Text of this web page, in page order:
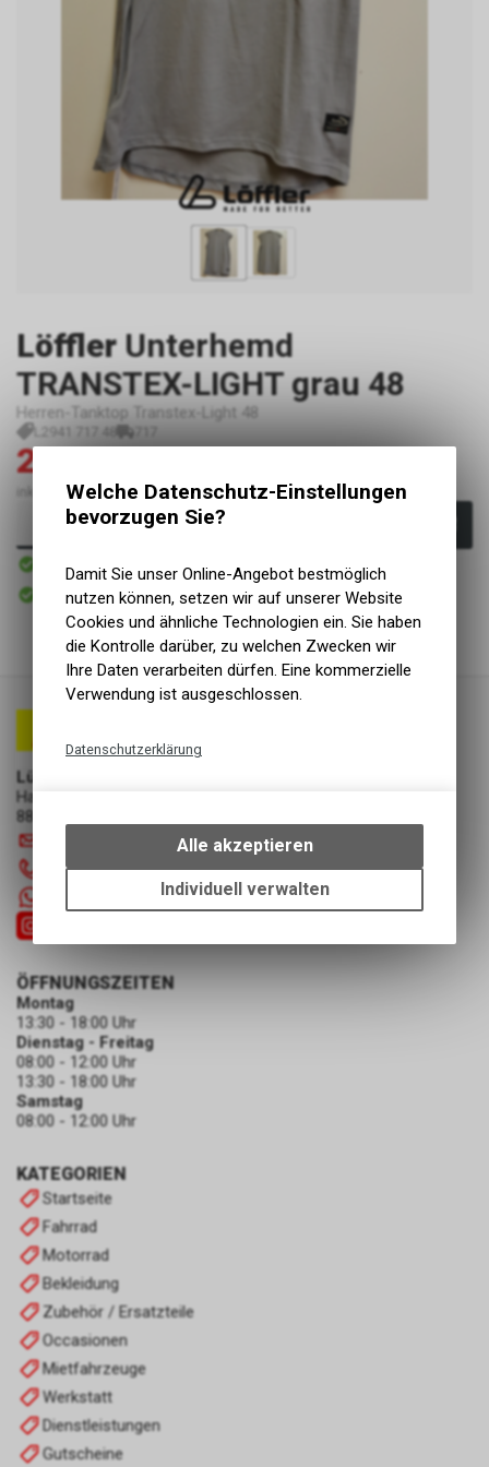
Löffler Unterhemd
TRANSTEX-LIGHT grau 48
Herren-Tanktop Transtex-Light 48
L2941 717 48 717
20.00
inkl. MwSt., zzgl.Versandkosten
In den Warenkorb
Versand
Abholung Lüscher Motor- & Bike World
Lüscher Motor- & Bike World
Hauptstrasse 29a
8867 Niederurnen
055 610 31 31
KATEGORIEN
Startseite
Fahrrad
Motorrad
Bekleidung
Zubehör / Ersatzteile
Occasionen
Mietfahrzeuge
Werkstatt
Dienstleistungen
Gutscheine
ÖFFNUNGSZEITEN
Montag
13:30 - 18:00 Uhr
Dienstag - Freitag
08:00 - 12:00 Uhr
13:30 - 18:00 Uhr
Samstag
08:00 - 12:00 Uhr
Welche Datenschutz-Einstellungen
bevorzugen Sie?
Damit Sie unser Online-Angebot bestmöglich
nutzen können, setzen wir auf unserer Website
Cookies und ähnliche Technologien ein. Sie haben
die Kontrolle darüber, zu welchen Zwecken wir
Ihre Daten verarbeiten dürfen. Eine kommerzielle
Verwendung ist ausgeschlossen.
Datenschutzerklärung
bestimmte Interaktionen und
Einstellungen auf Ihrem Gerät,
um die grundlegenden
Funktionen unseres Online-
Alle akzeptieren
Individuell verwalten